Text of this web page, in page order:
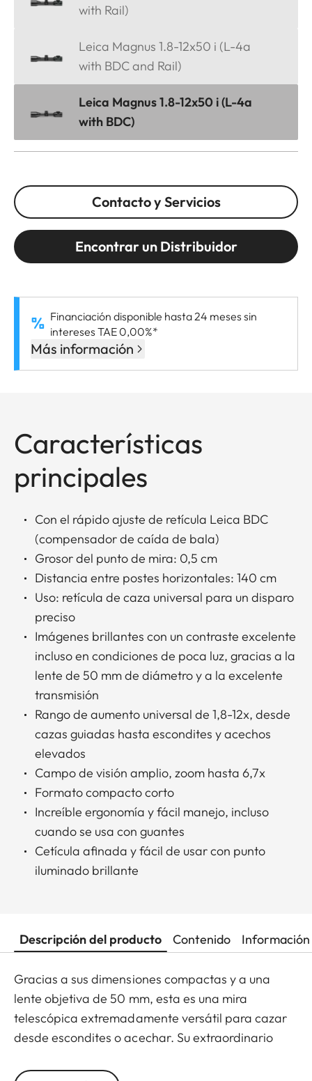
with Rail)
Leica Magnus 1.8-12x50 i (L-4a
with BDC and Rail)
Leica Magnus 1.8-12x50 i (L-4a
with BDC)
Contacto y Servicios
Encontrar un Distribuidor
Financiación disponible hasta 24 meses sin
intereses TAE 0,00%*
Más información
Características
principales
Con el rápido ajuste de retícula Leica BDC
(compensador de caída de bala)
Grosor del punto de mira: 0,5 cm
Distancia entre postes horizontales: 140 cm
Uso: retícula de caza universal para un disparo
preciso
Imágenes brillantes con un contraste excelente
incluso en condiciones de poca luz, gracias a la
lente de 50 mm de diámetro y a la excelente
transmisión
Rango de aumento universal de 1,8-12x, desde
cazas guiadas hasta escondites y acechos
elevados
Campo de visión amplio, zoom hasta 6,7x
Formato compacto corto
Increíble ergonomía y fácil manejo, incluso
cuando se usa con guantes
Cetícula afinada y fácil de usar con punto
iluminado brillante
Descripción del producto Contenido
Gracias a sus dimensiones compactas y a una
lente objetiva de 50 mm, esta es una mira
telescópica extremadamente versátil para cazar
desde escondites o acechar. Su extraordinario
también la convierten en la elección ideal para